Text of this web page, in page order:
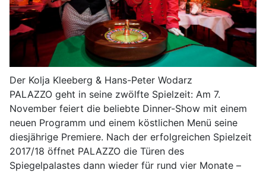
Der Kolja Kleeberg & Hans-Peter Wodarz
PALAZZO geht in seine zwölfte Spielzeit: Am 7.
November feiert die beliebte Dinner-Show mit einem
neuen Programm und einem köstlichen Menü seine
diesjährige Premiere. Nach der erfolgreichen Spielzeit
2017/18 öffnet PALAZZO die Türen des
Spiegelpalastes dann wieder für rund vier Monate –